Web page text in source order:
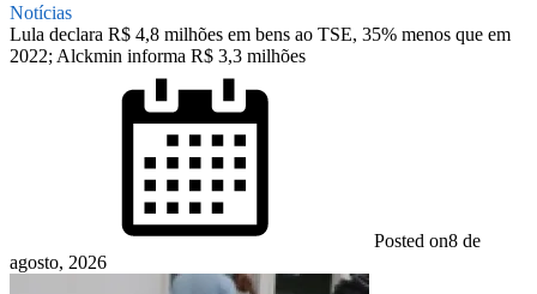
Notícias
Lula declara R$ 4,8 milhões em bens ao TSE, 35% menos que em
2022; Alckmin informa R$ 3,3 milhões
Posted on8 de
agosto, 2026